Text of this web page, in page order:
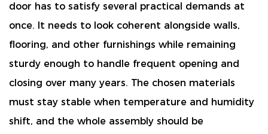
door has to satisfy several practical demands at
once. It needs to look coherent alongside walls,
flooring, and other furnishings while remaining
sturdy enough to handle frequent opening and
closing over many years. The chosen materials
must stay stable when temperature and humidity
shift, and the whole assembly should be